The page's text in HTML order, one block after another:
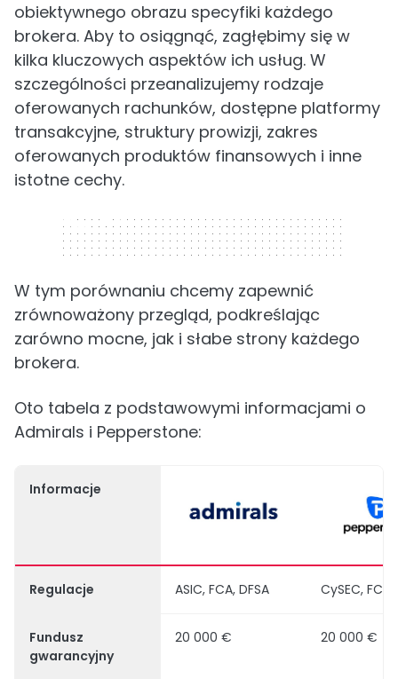
obiektywnego obrazu specyfiki każdego
brokera. Aby to osiągnąć, zagłębimy się w
kilka kluczowych aspektów ich usług. W
szczególności przeanalizujemy rodzaje
oferowanych rachunków, dostępne platformy
transakcyjne, struktury prowizji, zakres
oferowanych produktów finansowych i inne
istotne cechy.
320 x 50
W tym porównaniu chcemy zapewnić
zrównoważony przegląd, podkreślając
zarówno mocne, jak i słabe strony każdego
brokera.
Oto tabela z podstawowymi informacjami o
Admirals i Pepperstone:
Informacje
Regulacje ASIC, FCA, DFSA CySEC, FCA,
Fundusz
gwarancyjny
20 000 € 20 000 €